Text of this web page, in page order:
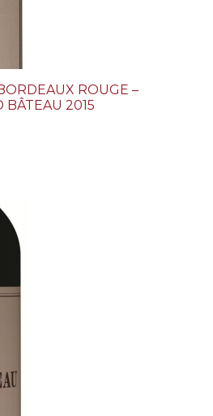
ROUGE –
BÂTEAU 2015